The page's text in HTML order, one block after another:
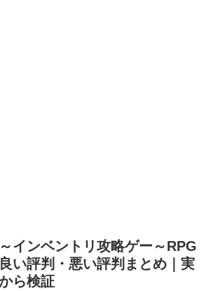
インベントリ攻略ゲー～RPG
い評判・悪い評判まとめ｜実
ら検証